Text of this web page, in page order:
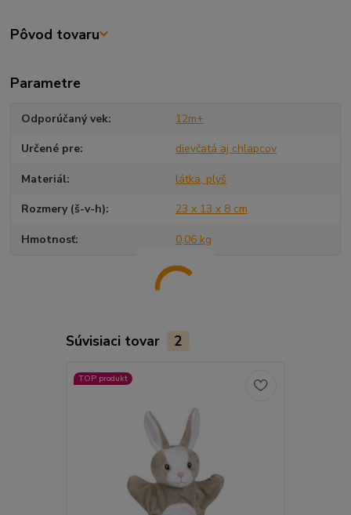
Pôvod tovaru
Parametre
Odporúčaný vek 12m+
Určené pre dievčatá aj chlapcov
Materiál látka, plyš
Rozmery (š-v-h) 23 x 13 x 8 cm
Hmotnosť 0,06 kg
Súvisiaci tovar 2
TOP produkt